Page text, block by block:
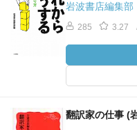
岩波書店編集部
285 3.27
翻訳家の仕事 (